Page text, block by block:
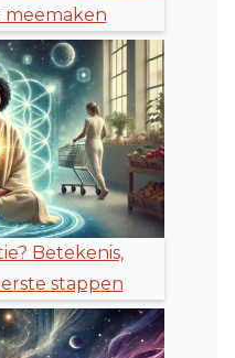
Betekenis,
stappen